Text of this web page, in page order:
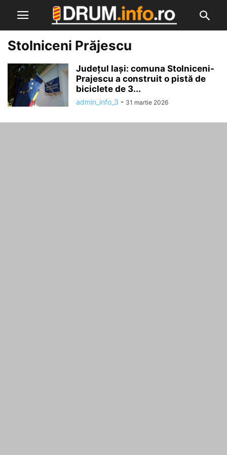
Stolniceni Prăjescu
Județul Iași: comuna Stolniceni-
Prajescu a construit o pistă de
biciclete de 3...
admin_info_3 - 31 martie 2026